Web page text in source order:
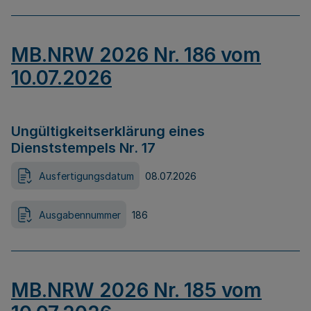
MB.NRW 2026 Nr. 186 vom
10.07.2026
Ungültigkeitserklärung eines
Dienststempels Nr. 17
Ausfertigungsdatum 08.07.2026
Ausgabennummer 186
MB.NRW 2026 Nr. 185 vom